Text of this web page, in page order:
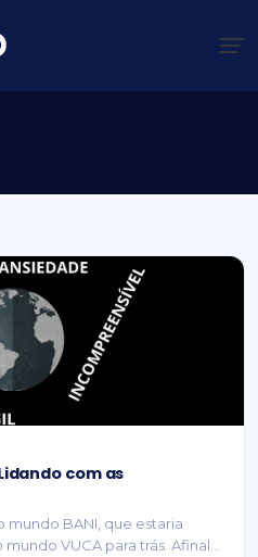
com as
mundo BANI, que estaria
VUCA para trás. Afinal...